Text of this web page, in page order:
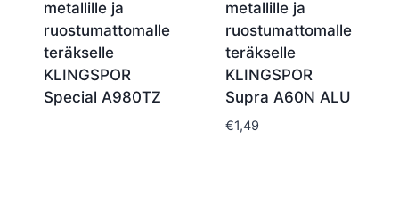
metallille ja
ruostumattomalle
teräkselle
KLINGSPOR
Special A980TZ
metallille ja
ruostumattomalle
teräkselle
KLINGSPOR
Supra A60N ALU
€1,49